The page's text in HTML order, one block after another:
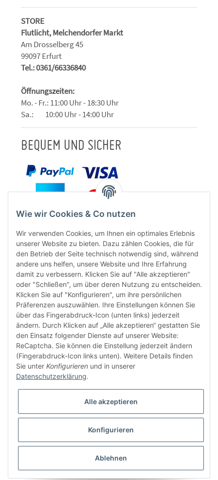
STORE
Flutlicht, Melchendorfer Markt
Am Drosselberg 45
99097 Erfurt
Tel.: 0361/66336840
Öffnungszeiten:
Mo. - Fr.: 11:00 Uhr - 18:30 Uhr
Sa.: 10:00 Uhr - 14:00 Uhr
BEQUEM UND SICHER
FÜR EUCH UNTERWEGS
Vertrag widerrufen
* Alle Preise inkl. gesetzlicher USt., zzgl.
© buntstoff GmbH Besucherzähler: 2781625
Wie wir Cookies & Co nutzen
Wir verwenden Cookies, um Ihnen ein optimales Erlebnis
unserer Website zu bieten. Dazu zählen Cookies, die für
den Betrieb der Seite technisch notwendig sind, während
andere uns helfen, unsere Website und Ihre Erfahrung
damit zu verbessern. Klicken Sie auf "Alle akzeptieren"
oder "Schließen", um über deren Nutzung zu entscheiden.
Klicken Sie auf "Konfigurieren", um ihre persönlichen
Präferenzen auszuwählen. Ihre Einstellungen können Sie
über das Fingerabdruck-Icon (unten links) jederzeit
ändern. Durch Klicken auf „Alle akzeptieren“ gestatten Sie
den Einsatz folgender Dienste auf unserer Website:
ReCaptcha. Sie können die Einstellung jederzeit ändern
(Fingerabdruck-Icon links unten). Weitere Details finden
Sie unter Konfigurieren und in unserer
Datenschutzerklärung.
Alle akzeptieren
Konfigurieren
Ablehnen